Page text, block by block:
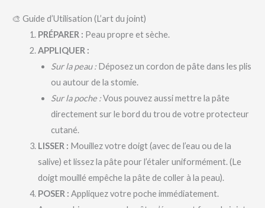
🎨 Guide d’Utilisation (L’art du joint)
PRÉPARER : Peau propre et sèche.
APPLIQUER :
Sur la peau :Déposez un cordon de pâte dans les plis
ou autour de la stomie.
Sur la poche :Vous pouvez aussi mettre la pâte
directement sur le bord du trou de votre protecteur
cutané.
LISSER : Mouillez votre doigt (avec de l’eau ou de la
salive) et lissez la pâte pour l’étaler uniformément. (Le
doigt mouillé empêche la pâte de coller à la peau).
POSER : Appliquez votre poche immédiatement.